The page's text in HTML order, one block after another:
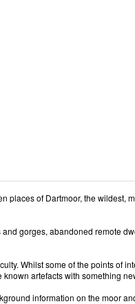
places of Dartmoor, the wildest,
gorges, abandoned remote
Whilst some of the points of
artefacts with something
information on the moor